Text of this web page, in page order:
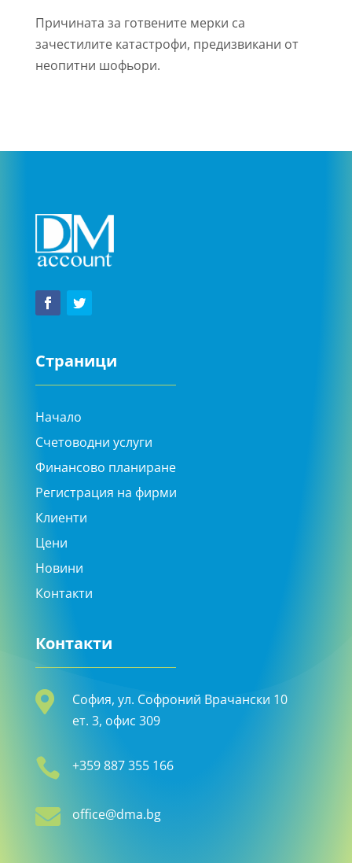
Причината за готвените мерки са
зачестилите катастрофи, предизвикани от
неопитни шофьори.
Страници
Начало
Счетоводни услуги
Финансово планиране
Регистрация на фирми
Клиенти
Цени
Новини
Контакти
Контакти

София, ул. Софроний Врачански 10
ет. 3, офис 309
 +359 887 355 166
 office@dma.bg